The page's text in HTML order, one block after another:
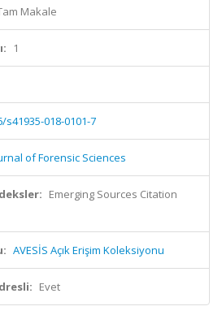
Makale
1
s41935-018-0101-7
of Forensic Sciences
Emerging Sources Citation
AVESİS Açık Erişim Koleksiyonu
Evet